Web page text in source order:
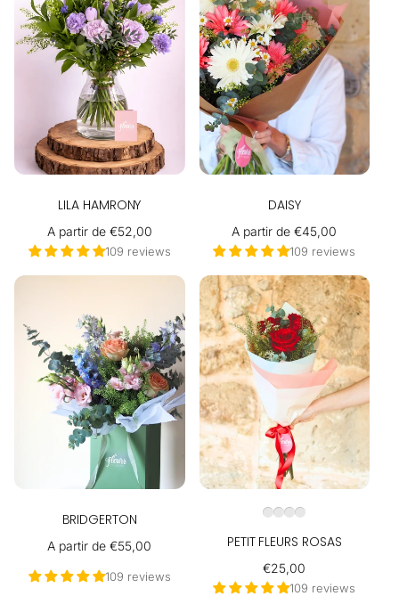
LILA HAMRONY
Precio
habitual
A partir de €52,00
109 reviews
DAISY
Precio
habitual
A partir de €45,00
109 reviews
BRIDGERTON
Precio
A partir de €55,00
109 reviews
PETIT FLEURS ROSAS
Precio
habitual
€25,00
109 reviews